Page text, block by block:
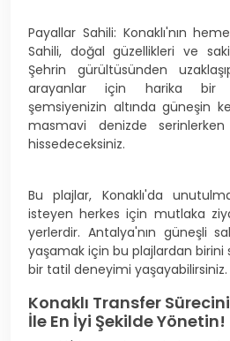
Payallar Sahili: Konaklı'nın
Sahili, doğal güzellikleri ve
Şehrin gürültüsünden
arayanlar için harika bir
şemsiyenizin altında güneşin
masmavi denizde
hissedeceksiniz.
Bu plajlar, Konaklı'da
isteyen herkes için mutlaka
yerlerdir. Antalya'nın güneşli
yaşamak için bu plajlardan
bir tatil deneyimi yaşayabilirsiniz.
Konaklı Transfer
İle En İyi Şekilde Yönetin!